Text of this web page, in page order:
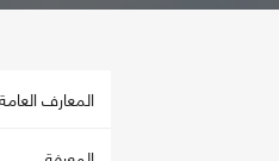
المعارف العامة